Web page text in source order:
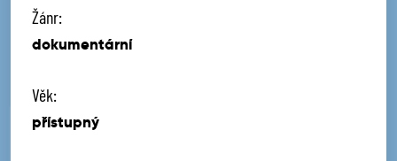
Žánr:
dokumentární
Věk:
přístupný